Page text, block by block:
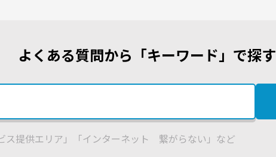
よくある質問から「キーワード」で探す
ス提供エリア」「インターネット 繋がらない」など